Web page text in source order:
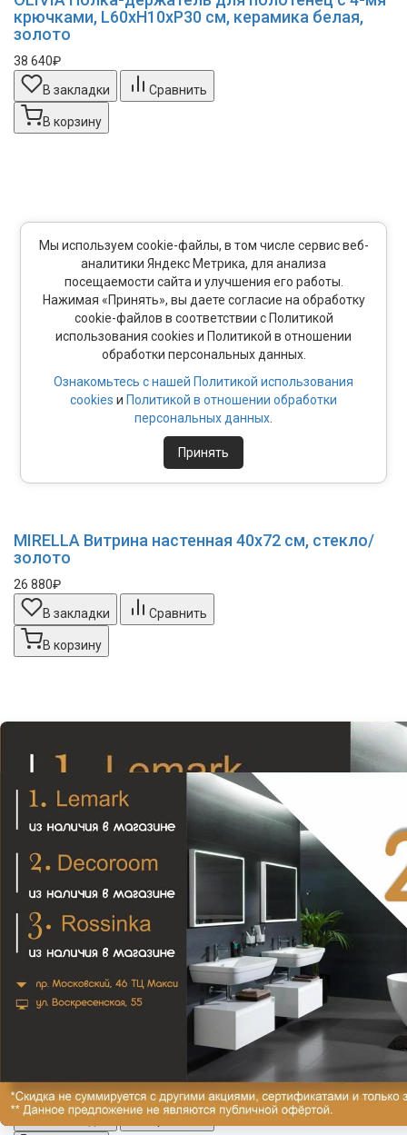
крючками, L60хH10xP30 см, керамика белая,
золото
38 640₽
В закладки
Сравнить
В корзину
MIRELLA Витрина настенная 40х72 см, стекло/
золото
26 880₽
В закладки
Сравнить
В корзину
300MM решетка RUBIK BR CHROME
9 798₽
В закладки
Сравнить
Мы используем cookie-файлы, в том числе сервис веб-
аналитики Яндекс Метрика, для анализа
посещаемости сайта и улучшения его работы.
Нажимая «Принять», вы даете согласие на обработку
cookie-файлов в соответствии с Политикой
использования cookies и Политикой в отношении
обработки персональных данных.
Ознакомьтесь с нашей Политикой использования
cookies и Политикой в отношении обработки
персональных данных.
Принять